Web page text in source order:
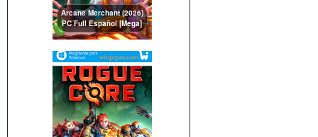
Arcane Merchant (2026)
PC Full Español [Mega]